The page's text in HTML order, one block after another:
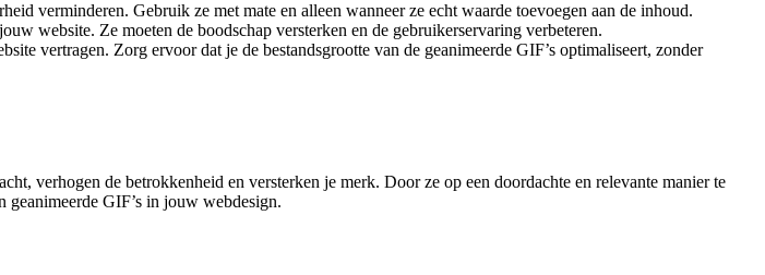
verminderen. Gebruik ze met mate en alleen wanneer ze echt waarde toevoegen aan de inhoud.
website. Ze moeten de boodschap versterken en de gebruikerservaring verbeteren.
vertragen. Zorg ervoor dat je de bestandsgrootte van de geanimeerde GIF’s optimaliseert, zonder
verhogen de betrokkenheid en versterken je merk. Door ze op een doordachte en relevante manier te
GIF’s in jouw webdesign.